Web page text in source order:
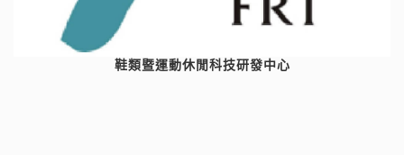
鞋類暨運動休閒科技研發中心